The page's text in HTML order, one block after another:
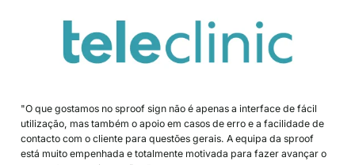
"O que gostamos no sproof sign não é apenas a interface de fácil
utilização, mas também o apoio em casos de erro e a facilidade de
contacto com o cliente para questões gerais. A equipa da sproof
está muito empenhada e totalmente motivada para fazer avançar o